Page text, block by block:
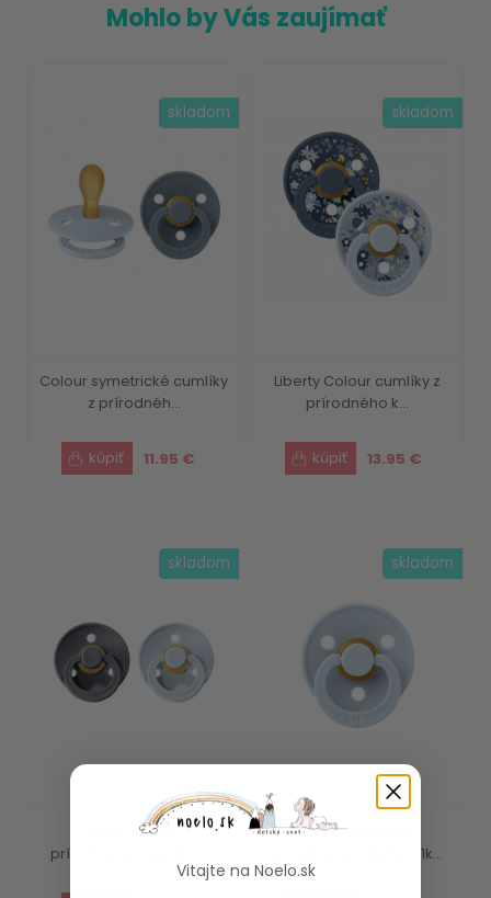
Mohlo by Vás zaujímať
Colour symetrické cumlíky
z prírodnéh...
11.95 €
skladom
Liberty Colour cumlíky z
prírodného k...
13.95 €
skladom
Colour cumlíky z
prírodného kaučuku 2...
skladom
Colour cumlík z
prírodného kaučuku 1k...
skladom
Vitajte na Noelo.sk